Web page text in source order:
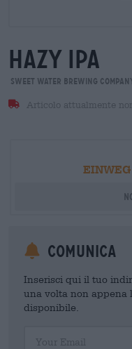
hazy ipa
Sweet Water Brewing
Articolo attualmente
EINWEG
Comunica
Inserisci qui il tuo
una volta non appena
disponibile.